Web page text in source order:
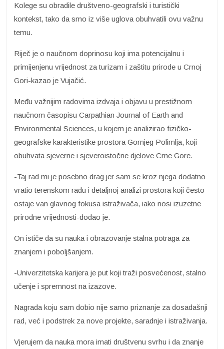
Kolege su obradile društveno-geografski i turistički
kontekst, tako da smo iz više uglova obuhvatili ovu važnu
temu.
Riječ je o naučnom doprinosu koji ima potencijalnu i
primijenjenu vrijednost za turizam i zaštitu prirode u Crnoj
Gori-kazao je Vujačić.
Među važnijim radovima izdvaja i objavu u prestižnom
naučnom časopisu Carpathian Journal of Earth and
Environmental Sciences, u kojem je analizirao fizičko-
geografske karakteristike prostora Gornjeg Polimlja, koji
obuhvata sjeverne i sjeveroistočne djelove Crne Gore.
-Taj rad mi je posebno drag jer sam se kroz njega dodatno
vratio terenskom radu i detaljnoj analizi prostora koji često
ostaje van glavnog fokusa istraživača, iako nosi izuzetne
prirodne vrijednosti-dodao je.
On ističe da su nauka i obrazovanje stalna potraga za
znanjem i poboljšanjem.
-Univerzitetska karijera je put koji traži posvećenost, stalno
učenje i spremnost na izazove.
Nagrada koju sam dobio nije samo priznanje za dosadašnji
rad, već i podstrek za nove projekte, saradnje i istraživanja.
Vjerujem da nauka mora imati društvenu svrhu i da znanje